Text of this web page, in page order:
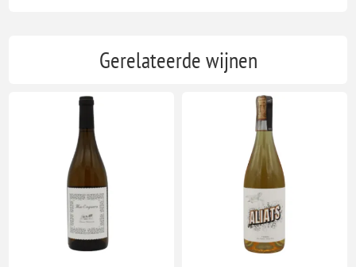
Gerelateerde wijnen